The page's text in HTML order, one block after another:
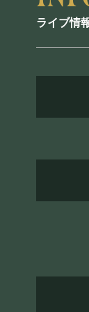
貸
ライブ情